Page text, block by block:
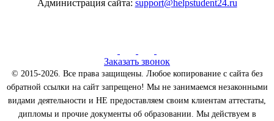
Администрация сайта: support@helpstudent24.ru
Заказать звонок
© 2015-2026. Все права защищены. Любое копирование с сайта без
обратной ссылки на сайт запрещено! Мы не занимаемся незаконными
видами деятельности и НЕ предоставляем своим клиентам аттестаты,
дипломы и прочие документы об образовании. Мы действуем в